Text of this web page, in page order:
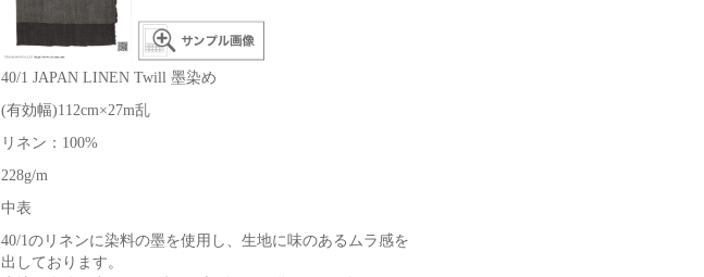
40/1 JAPAN LINEN Twill 墨染め
(有効幅)112cm×27m乱
リネン：100%
228g/m
中表
40/1のリネンに染料の墨を使用し、生地に味のあるムラ感を
出しております。